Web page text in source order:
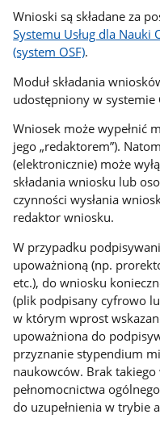
Wnioski są składane za
Systemu Usług dla Nauki
(system OSF).
Moduł składania
udostępniony w systemie
Wniosek może wypełnić
jego „redaktorem”).
(elektronicznie) może
składania wniosku lub
czynności wysłania
redaktor wniosku.
W przypadku
upoważnioną (np.
etc.), do wniosku
(plik podpisany cyfrowo
w którym wprost
upoważniona do
przyznanie stypendium
naukowców. Brak takiego
pełnomocnictwa
do uzupełnienia w trybie